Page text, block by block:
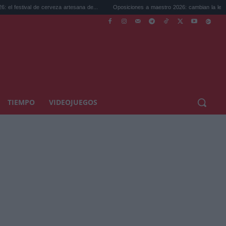
de cerveza artesana de... Oposiciones a maestro 2026: cambian la legislación...
TIEMPO VIDEOJUEGOS